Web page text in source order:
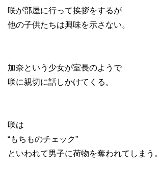
咲が部屋に行って挨拶をするが
他の子供たちは興味を示さない。
加奈という少女が室長のようで
咲に親切に話しかけてくる。
咲は
“もちものチェック”
といわれて男子に荷物を奪われてしまう。